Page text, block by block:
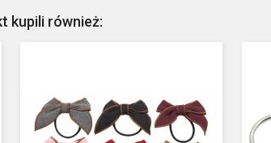
kupili również: